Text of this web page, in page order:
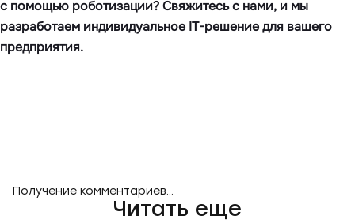
с помощью роботизации? Свяжитесь с нами, и мы
разработаем индивидуальное IT-решение для вашего
предприятия.
Получение комментариев...
Читать еще